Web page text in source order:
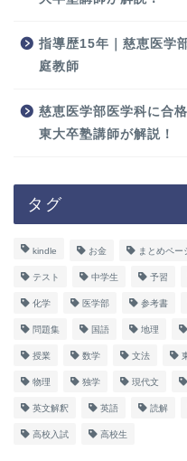
指導歴15年｜慈恵医学
庭教師
慈恵医学部医学科に合
東大卒塾講師が解説！
タグ
kindle お金 まとめペー
テスト 中学生 予習
化学 医学部 参考書
問題集 国語 地理
授業 数学 文法
物理 独学 現代文
英文解釈 英語 読解
高校入試 高校生